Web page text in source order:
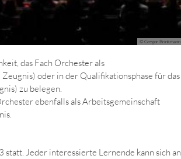
© Gregor Brinkmann
das Fach Orchester als
oder in der Qualifikationsphase für das
zu belegen.
ebenfalls als Arbeitsgemeinschaft
Jeder interessierte Lernende kann sich an